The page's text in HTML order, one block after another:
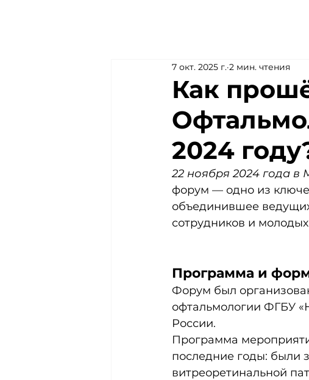
Как
2024
7 окт. 2025 г. 2 мин. чтения
22 ноября 2024 года в
форум — одно из
объединившее
сотрудников и
Программа и
Форум был
офтальмологии ФГБУ
России.
Программа
последние годы: были
витреоретинальной